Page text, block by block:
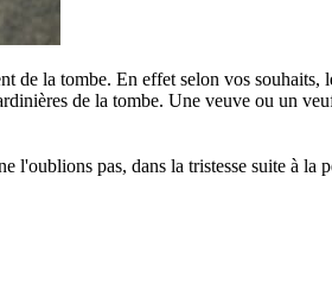
de la tombe. En effet selon vos
de la tombe. Une veuve ou un
pas, dans la tristesse suite à la